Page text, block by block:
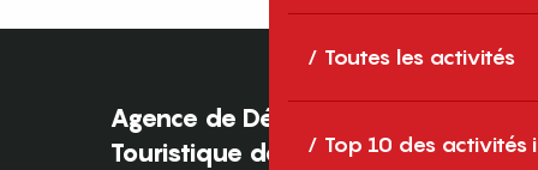
Toutes les activités
Top 10 des activités
Agence de Développement
Touristique des Pyrénées-